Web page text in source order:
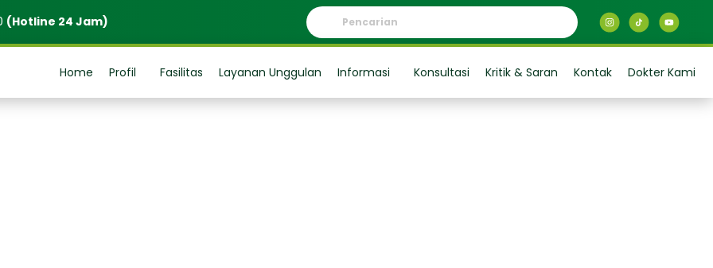
(Hotline 24 Jam)
Home Profil Fasilitas Layanan Unggulan Informasi Konsultasi Kritik & Saran Kontak Dokter Kami